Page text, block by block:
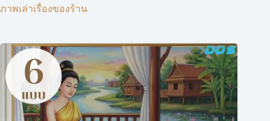
ภาพเล่าเรื่องของร้าน